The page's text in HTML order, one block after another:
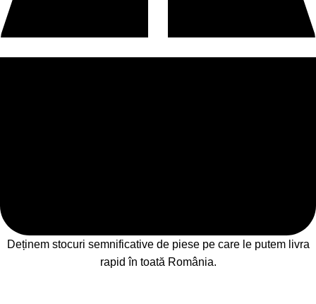
Deținem stocuri semnificative de piese pe care le putem livra
rapid în toată România.